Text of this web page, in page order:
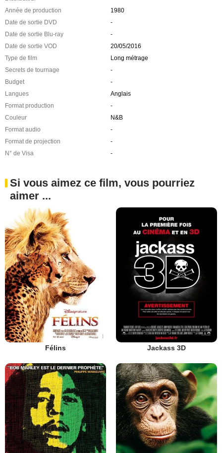
Année de production
1980
Date de sortie DVD
-
Date de sortie Blu-ray
-
Date de sortie VOD
20/05/2016
Type de film
Long métrage
Secrets de tournage
-
Budget
-
Langues
Anglais
Format production
-
Couleur
N&B
Format audio
-
Format de projection
-
N° de Visa
-
Si vous aimez ce film, vous pourriez
aimer ...
Félins Jackass 3D